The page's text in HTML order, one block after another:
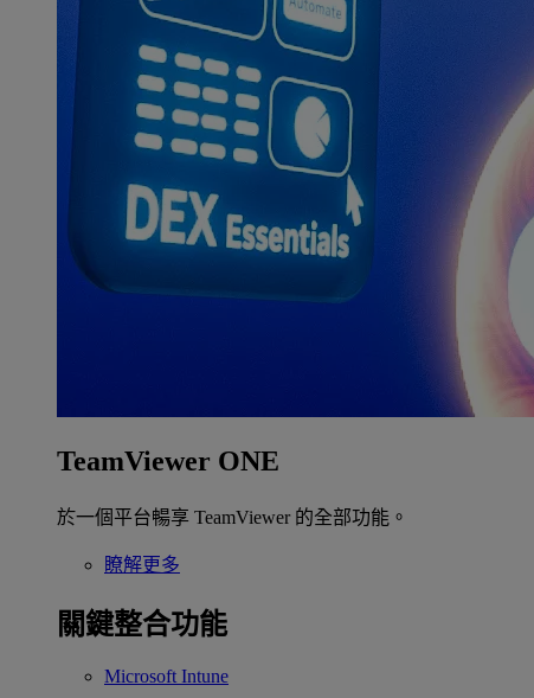
TeamViewer ONE
於一個平台暢享 TeamViewer 的全部功能。
瞭解更多
關鍵整合功能
Microsoft Intune